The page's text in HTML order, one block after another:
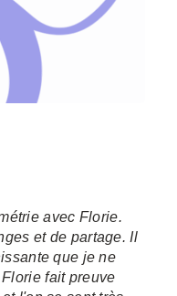
avec Florie.
et de partage. Il
que je ne
fait preuve